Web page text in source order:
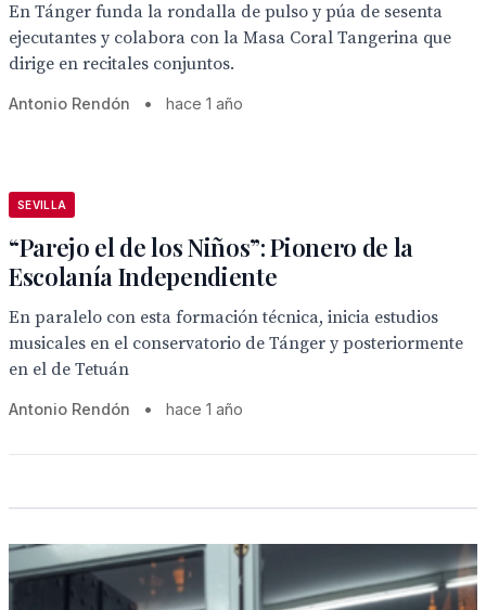
En Tánger funda la rondalla de pulso y púa de sesenta
ejecutantes y colabora con la Masa Coral Tangerina que
dirige en recitales conjuntos.
Antonio Rendón • hace 1 año
SEVILLA
“Parejo el de los Niños”: Pionero de la
Escolanía Independiente
En paralelo con esta formación técnica, inicia estudios
musicales en el conservatorio de Tánger y posteriormente
en el de Tetuán
Antonio Rendón • hace 1 año